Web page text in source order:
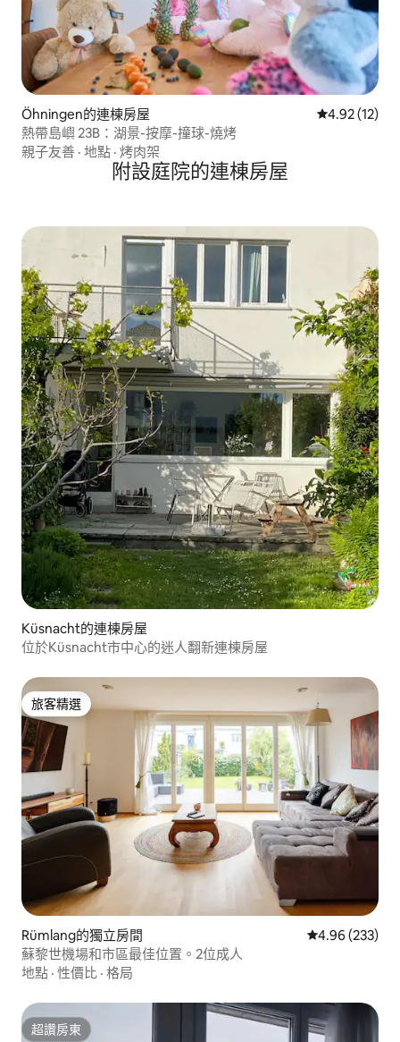
Öhningen的連棟房屋 從 12 則評價
4.92 (12)
熱帶島嶼 23B：湖景-按摩-撞球-燒烤
親子友善 · 地點 · 烤肉架
附設庭院的連棟房屋
Küsnacht的連棟房屋
位於Küsnacht市中心的迷人翻新連棟房屋
旅客精選
旅客精選
Rümlang的獨立房間 從 233 則評價
4.96 (233)
蘇黎世機場和市區最佳位置。2位成人
地點 · 性價比 · 格局
超讚房東
超讚房東